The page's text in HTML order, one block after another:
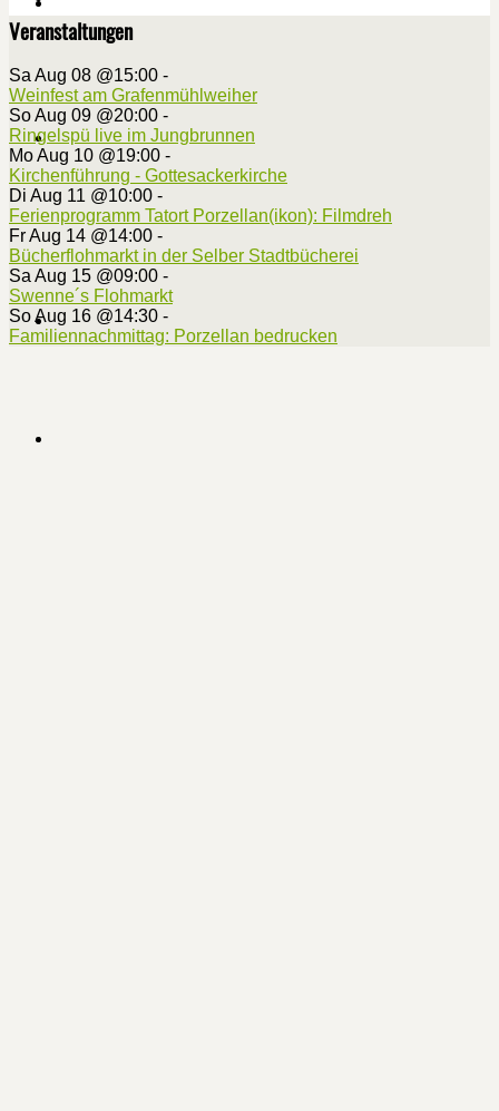
Veranstaltungen
Sa Aug 08 @15:00 -
Weinfest am Grafenmühlweiher
So Aug 09 @20:00 -
Ringelspü live im Jungbrunnen
Mo Aug 10 @19:00 -
Kirchenführung - Gottesackerkirche
Di Aug 11 @10:00 -
Ferienprogramm Tatort Porzellan(ikon): Filmdreh
Fr Aug 14 @14:00 -
Bücherflohmarkt in der Selber Stadtbücherei
Sa Aug 15 @09:00 -
Swenne´s Flohmarkt
So Aug 16 @14:30 -
Familiennachmittag: Porzellan bedrucken